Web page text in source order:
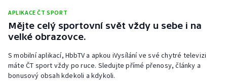
Ragby
Rychlobruslení
Rychlostní kanoistika
APLIKACE ČT SPORT
Mějte celý sportovní svět vždy u sebe i na
velké obrazovce.
S mobilní aplikací, HbbTV a apkou iVysílání ve své chytré televizi
máte ČT sport vždy po ruce. Sledujte přímé přenosy, články a
bonusový obsah kdekoli a kdykoli.